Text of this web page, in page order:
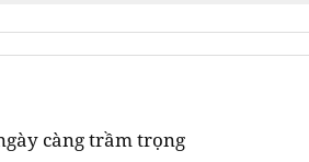
càng trầm trọng